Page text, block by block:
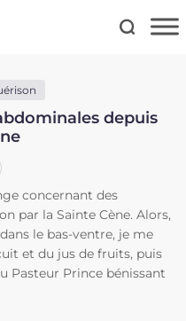
depuis
concernant des
par la Sainte Cène. Alors,
le bas-ventre, je me
et du jus de fruits, puis
Pasteur Prince bénissant